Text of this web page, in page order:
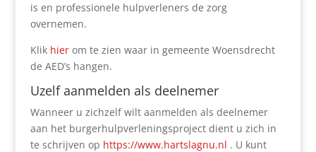
is en professionele hulpverleners de zorg
overnemen.
Klik hier om te zien waar in gemeente Woensdrecht
de AED’s hangen.
Uzelf aanmelden als deelnemer
Wanneer u zichzelf wilt aanmelden als deelnemer
aan het burgerhulpverleningsproject dient u zich in
te schrijven op https://www.hartslagnu.nl . U kunt